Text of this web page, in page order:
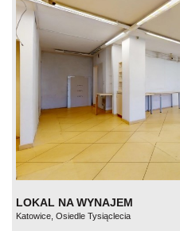
LOKAL NA WYNAJEM
Katowice, Osiedle Tysiąclecia